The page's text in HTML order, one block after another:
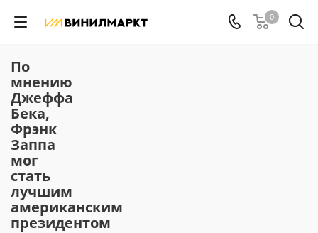
0
По
мнению
Джеффа
Бека,
Фрэнк
Заппа
мог
стать
лучшим
американским
президентом